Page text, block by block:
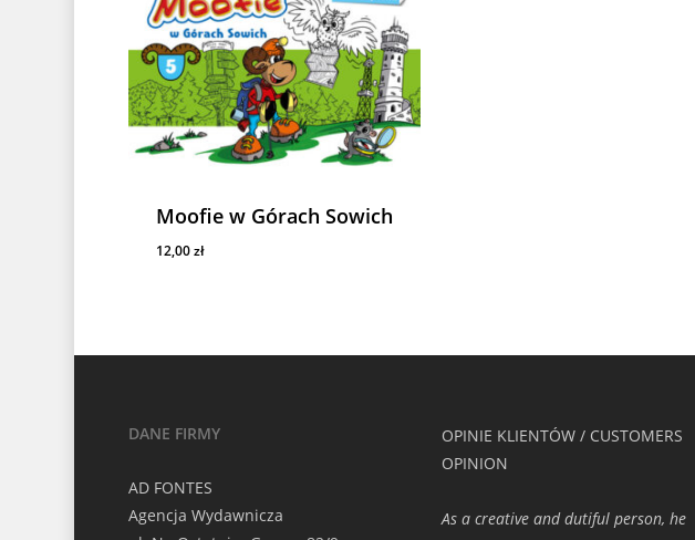
Moofie w Górach Sowich
12,00zł
DANE FIRMY
AD FONTES
Agencja Wydawnicza
OPINIE KLIENTÓW / CUSTOMERS
OPINION
As a creative and dutiful person, he